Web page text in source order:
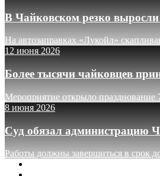
В Чайковском резко
На автозаправках «Лукойл»
12 июня 2026
Более тысячи чайковцев
Мероприятие открыло празднование
8 июня 2026
Суд обязал администрацию
Работы должны завершиться в срок